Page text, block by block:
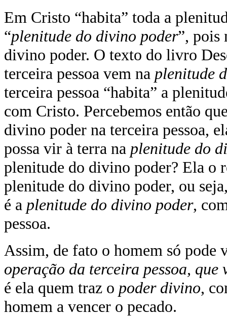
Em Cristo “habita” toda a
“plenitude do divino poder”, pois
divino poder. O texto do livro
terceira pessoa vem na plenitude
terceira pessoa “habita” a
com Cristo. Percebemos então
divino poder na terceira pessoa,
possa vir à terra na plenitude do
plenitude do divino poder? Ela o
plenitude do divino poder, ou
é a plenitude do divino poder,
pessoa.
Assim, de fato o homem só pode
operação da terceira pessoa,
é ela quem traz o poder divino,
homem a vencer o pecado.